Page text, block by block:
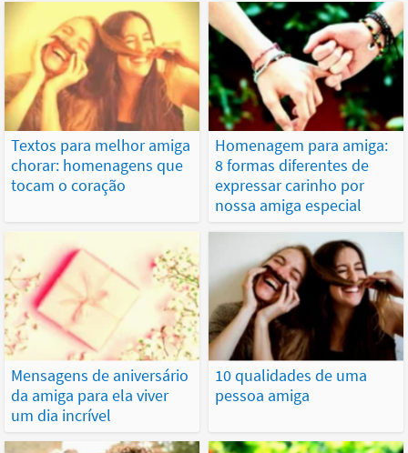
Textos para melhor amiga
chorar: homenagens que
tocam o coração
Homenagem para amiga:
8 formas diferentes de
expressar carinho por
nossa amiga especial
Mensagens de aniversário
da amiga para ela viver
um dia incrível
10 qualidades de uma
pessoa amiga